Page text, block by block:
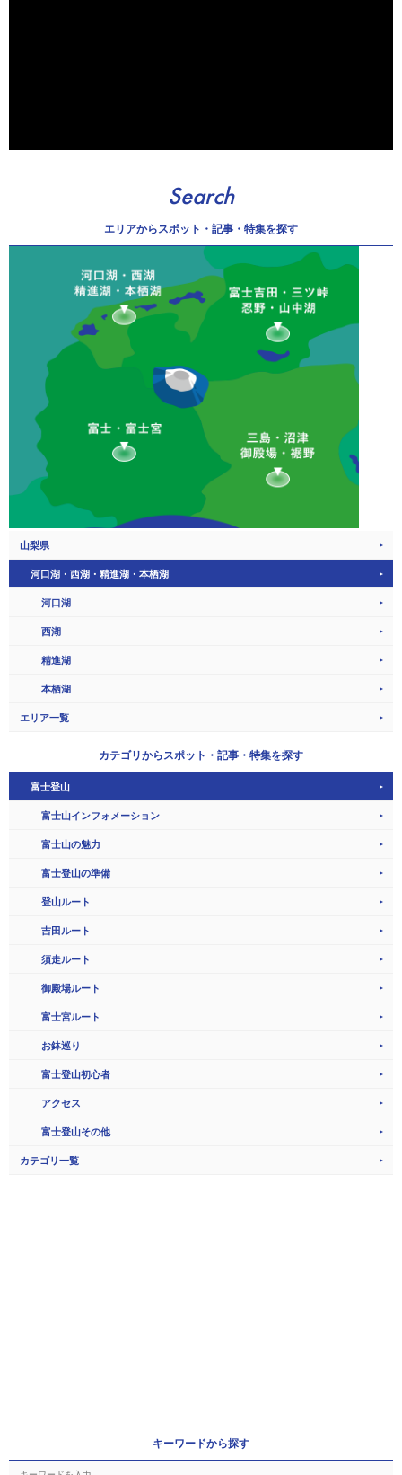
Search
エリアからスポット・記事・特集を探す
山梨県
河口湖・西湖・精進湖・本栖湖
河口湖
西湖
精進湖
本栖湖
エリア一覧
カテゴリからスポット・記事・特集を探す
富士登山
富士山インフォメーション
富士山の魅力
富士登山の準備
登山ルート
吉田ルート
須走ルート
御殿場ルート
富士宮ルート
お鉢巡り
富士登山初心者
アクセス
富士登山その他
カテゴリ一覧
キーワードから探す